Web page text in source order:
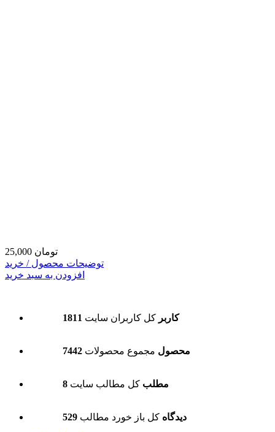
25,000 تومان
توضیحات محصول / خرید
افزودن به سبد خرید
1811 کاربر کل کاربران سایت
7442 محصول مجموع محصولات
8 مطلب کل مطالب سایت
529 دیدگاه کل باز خورد مطالب